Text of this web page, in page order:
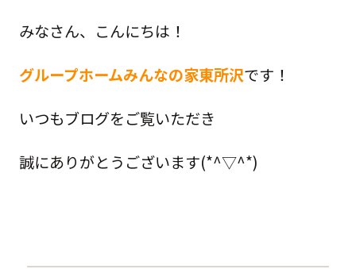
みなさん、こんにちは！
グループホームみんなの家東所沢です！
いつもブログをご覧いただき
誠にありがとうございます(*^▽^*)